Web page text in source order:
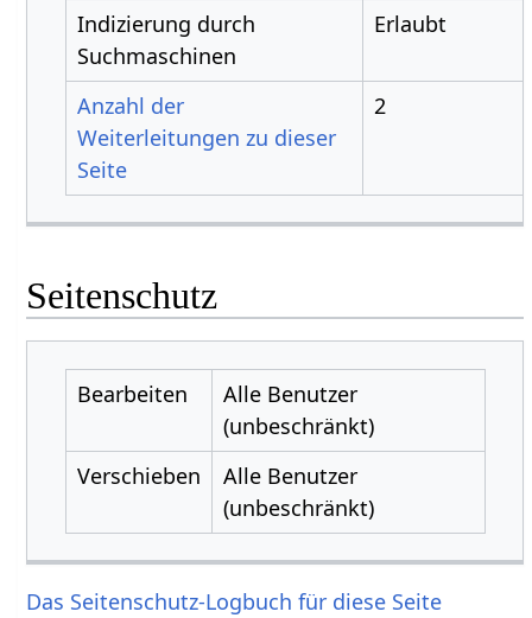
Indizierung durch
Suchmaschinen
Erlaubt
Anzahl der
Weiterleitungen zu dieser
Seite
2
Seitenschutz
Bearbeiten
Alle Benutzer
(unbeschränkt)
Verschieben
Alle Benutzer
(unbeschränkt)
Das Seitenschutz-Logbuch für diese Seite